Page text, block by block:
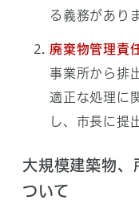
る義務があり
廃棄物管理責
事業所から排
適正な処理に
し、市長に提
大規模建築物、
ついて